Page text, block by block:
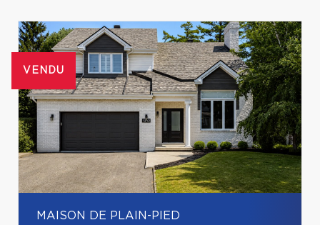
VENDU
MAISON DE PLAIN-PIED